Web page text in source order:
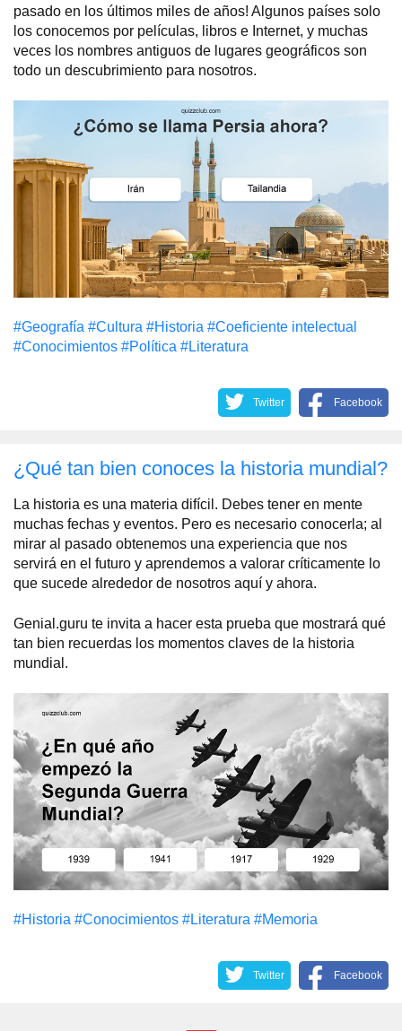
pasado en los últimos miles de años! Algunos países solo
los conocemos por películas, libros e Internet, y muchas
veces los nombres antiguos de lugares geográficos son
todo un descubrimiento para nosotros.
#Geografía #Cultura #Historia #Coeficiente intelectual
#Conocimientos #Política #Literatura
Twitter Facebook
¿Qué tan bien conoces la historia mundial?
La historia es una materia difícil. Debes tener en mente
muchas fechas y eventos. Pero es necesario conocerla; al
mirar al pasado obtenemos una experiencia que nos
servirá en el futuro y aprendemos a valorar críticamente lo
que sucede alrededor de nosotros aquí y ahora.
Genial.guru te invita a hacer esta prueba que mostrará qué
tan bien recuerdas los momentos claves de la historia
mundial.
#Historia #Conocimientos #Literatura #Memoria
Twitter Facebook